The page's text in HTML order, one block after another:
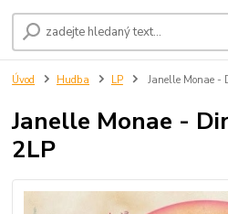
Úvod Hudba LP Janelle Monae -
Janelle Monae -
2LP